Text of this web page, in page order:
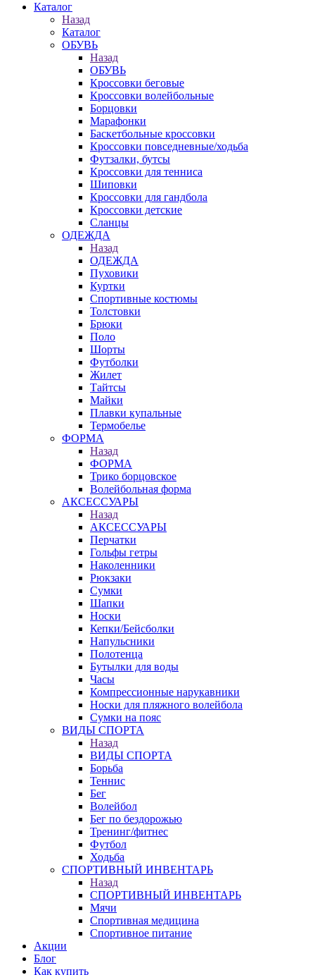
Каталог
Назад
Каталог
ОБУВЬ
Назад
ОБУВЬ
Кроссовки беговые
Кроссовки волейбольные
Борцовки
Марафонки
Баскетбольные кроссовки
Кроссовки повседневные/ходьба
Футзалки, бутсы
Кроссовки для тенниса
Шиповки
Кроссовки для гандбола
Кроссовки детские
Сланцы
ОДЕЖДА
Назад
ОДЕЖДА
Пуховики
Куртки
Спортивные костюмы
Толстовки
Брюки
Поло
Шорты
Футболки
Жилет
Тайтсы
Майки
Плавки купальные
Термобелье
ФОРМА
Назад
ФОРМА
Трико борцовское
Волейбольная форма
АКСЕССУАРЫ
Назад
АКСЕССУАРЫ
Перчатки
Гольфы гетры
Наколенники
Рюкзаки
Сумки
Шапки
Носки
Кепки/Бейсболки
Напульсники
Полотенца
Бутылки для воды
Часы
Компрессионные нарукавники
Носки для пляжного волейбола
Сумки на пояс
ВИДЫ СПОРТА
Назад
ВИДЫ СПОРТА
Борьба
Теннис
Бег
Волейбол
Бег по бездорожью
Тренинг/фитнес
Футбол
Ходьба
СПОРТИВНЫЙ ИНВЕНТАРЬ
Назад
СПОРТИВНЫЙ ИНВЕНТАРЬ
Мячи
Спортивная медицина
Спортивное питание
Акции
Блог
Как купить